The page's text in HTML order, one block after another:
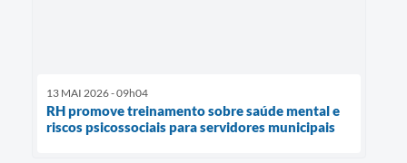
13 MAI 2026 - 09h04
RH promove treinamento sobre saúde mental e
riscos psicossociais para servidores municipais